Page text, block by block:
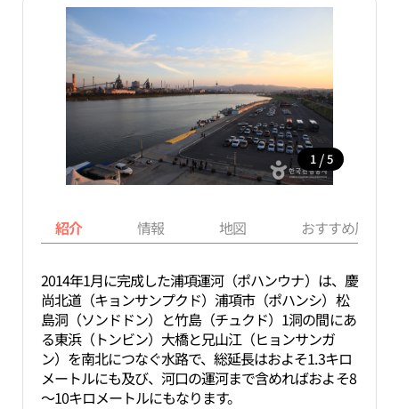
1 / 5
紹介 情報 地図 おすすめ周辺
2014年1月に完成した浦項運河（ポハンウナ）は、慶
尚北道（キョンサンプクド）浦項市（ポハンシ）松
島洞（ソンドドン）と竹島（チュクド）1洞の間にあ
る東浜（トンビン）大橋と兄山江（ヒョンサンガ
ン）を南北につなぐ水路で、総延長はおよそ1.3キロ
メートルにも及び、河口の運河まで含めればおよそ8
～10キロメートルにもなります。